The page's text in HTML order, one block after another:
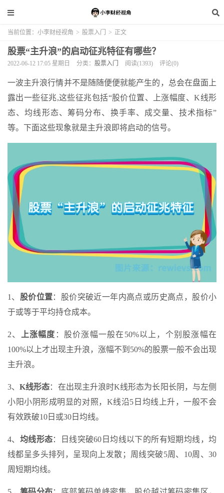
当前位置： 小李财经视角 > 股票入门 > 正文
股票“主升浪”的启动征兆特征有哪些？
2022-06-12 17:05 星期日 分类： 股票入门 阅读(1393) 评论(0)
一波主升浪行情并不是随随便便就能产生的，总会在盘面上
露出一些征兆,这些征兆包括“股价位置、上涨幅度、K线形
态、均线形态、筹码分布、换手率、成交量、技术指标”
等。下面这些现象就是主升浪即将启动的信号。
1、 股价位置：股价突破近一年内高点或历史高点，股价小
于或等于平均持仓成本。
2、 上涨幅度 ：股价涨幅一般在50%以上，个别股涨幅在
100%以上才出现主升浪，涨幅不到50%的股票一般不会出现
主升浪。
3、K线形态：在出现主升浪时K线形态为长阳长阴，与左侧
小阳小阴形成明显的对照，K线沿5日均线上升，一般不会
有效跌破10日或30日均线。
4、 均线形态：日线突破60日均线以下的所有短期均线，均
线都呈多头排列，呈现向上发散；周线突破5周、10周、30
周短期均线。